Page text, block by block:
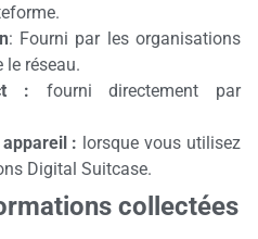
: Fourni par les organisations
le réseau.
: fourni directement par
: lorsque vous utilisez
Digital Suitcase.
collectées